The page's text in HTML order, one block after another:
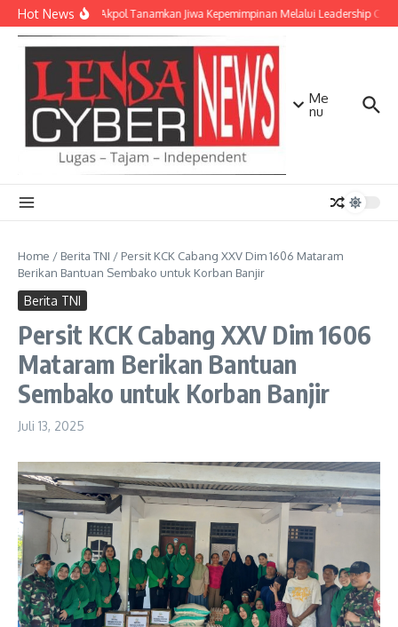
Lewati ke konten
Hot NewsTaruna Akpol Tanamkan Jiwa Kepemimpinan Melalui Leadership
Me
nu
Home / Berita TNI / Persit KCK Cabang XXV Dim 1606 Mataram
Berikan Bantuan Sembako untuk Korban Banjir
Berita TNI
Persit KCK Cabang XXV Dim 1606
Mataram Berikan Bantuan
Sembako untuk Korban Banjir
Juli 13, 2025